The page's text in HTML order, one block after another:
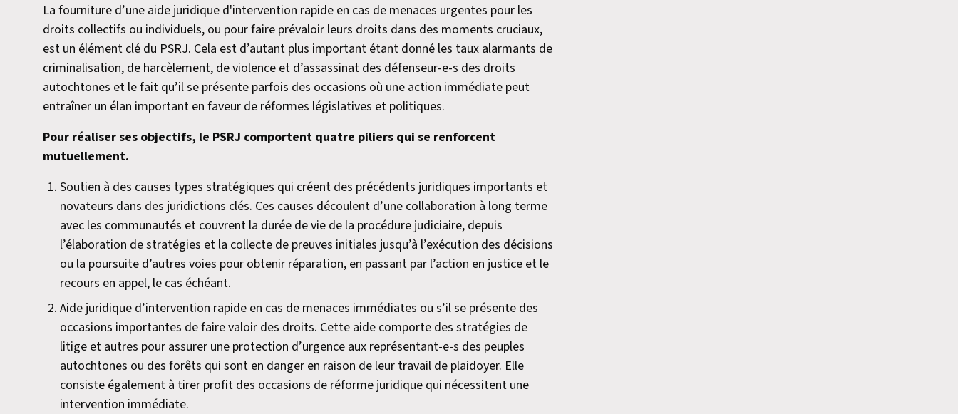
La fourniture d’une aide juridique d'intervention rapide en cas de menaces urgentes pour les
droits collectifs ou individuels, ou pour faire prévaloir leurs droits dans des moments cruciaux,
est un élément clé du PSRJ. Cela est d’autant plus important étant donné les taux alarmants de
criminalisation, de harcèlement, de violence et d’assassinat des défenseur-e-s des droits
autochtones et le fait qu’il se présente parfois des occasions où une action immédiate peut
entraîner un élan important en faveur de réformes législatives et politiques.
Pour réaliser ses objectifs, le PSRJ comportent quatre piliers qui se renforcent
mutuellement.
Soutien à des causes types stratégiques qui créent des précédents juridiques importants et
novateurs dans des juridictions clés. Ces causes découlent d’une collaboration à long terme
avec les communautés et couvrent la durée de vie de la procédure judiciaire, depuis
l’élaboration de stratégies et la collecte de preuves initiales jusqu’à l’exécution des décisions
ou la poursuite d’autres voies pour obtenir réparation, en passant par l’action en justice et le
recours en appel, le cas échéant.
Aide juridique d’intervention rapide en cas de menaces immédiates ou s’il se présente des
occasions importantes de faire valoir des droits. Cette aide comporte des stratégies de
litige et autres pour assurer une protection d’urgence aux représentant-e-s des peuples
autochtones ou des forêts qui sont en danger en raison de leur travail de plaidoyer. Elle
consiste également à tirer profit des occasions de réforme juridique qui nécessitent une
intervention immédiate.